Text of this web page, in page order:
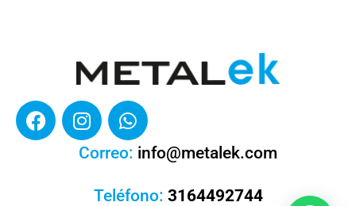
Correo: info@metalek.com
Teléfono: 3164492744